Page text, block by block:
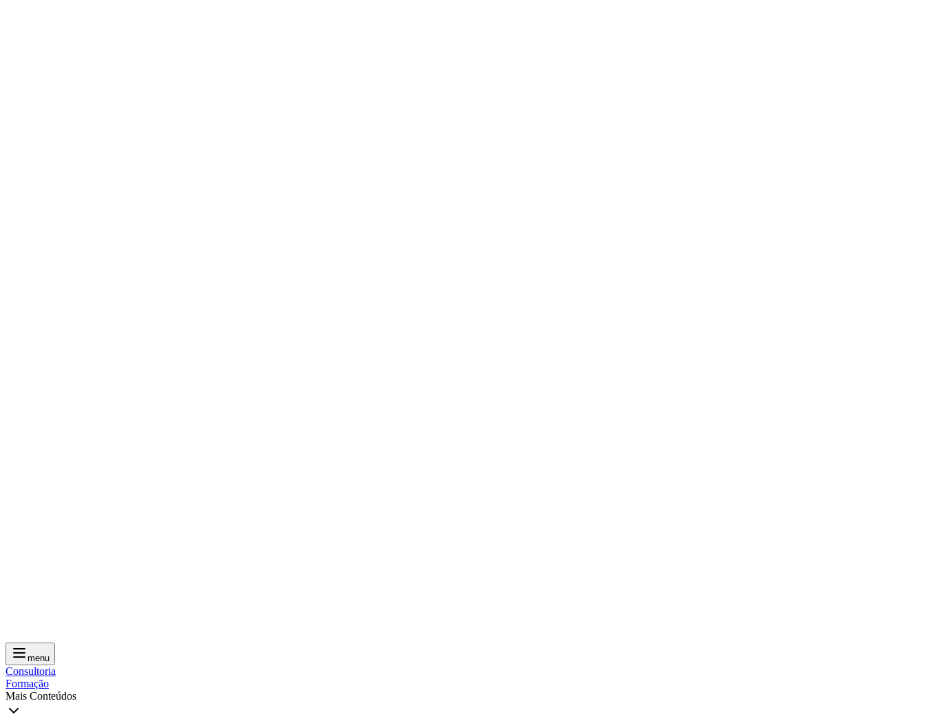
menu
Consultoria
Formação
Mais Conteúdos